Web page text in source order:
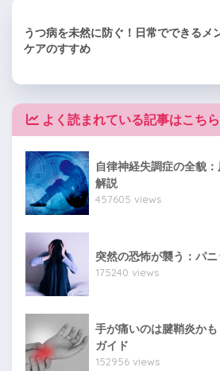
うつ病を未然に防ぐ！日常でできるメ
ケアのすすめ
よく読まれている記事はこちら
自律神経失調症の全貌
解説
457605 views
突然の恐怖が襲う：パ
175240 views
手が痛いのは腱鞘炎か
ガイド
152956 views